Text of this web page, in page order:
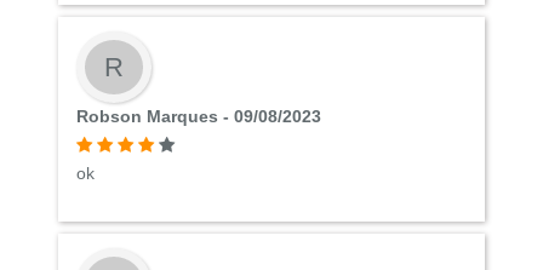
R
Robson Marques - 09/08/2023
ok